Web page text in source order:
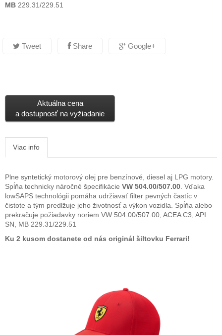
MB 229.31/229.51
Tweet Share Google+
Aktuálna cena
a dostupnosť na vyžiadanie
Viac info
Plne syntetický motorový olej pre benzínové, diesel aj LPG motory.
Spĺňa technicky náročné špecifikácie VW 504.00/507.00 . Vďaka
lowSAPS technológii pomáha udržiavať filter pevných častíc v
čistote a tým predlžuje jeho životnosť a výkon vozidla. Spĺňa alebo
prekračuje požiadavky noriem VW 504.00/507.00, ACEA C3, API
SN, MB 229.31/229.51
Ku 2 kusom dostanete od nás originál šiltovku Ferrari!